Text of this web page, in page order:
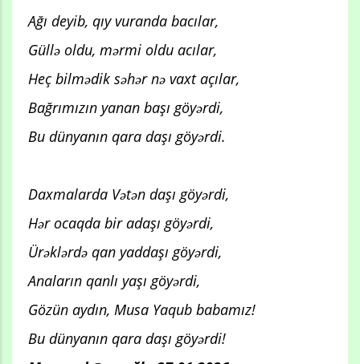
Ağı deyib, qıy vuranda bacılar,
Güllə oldu, mərmi oldu acılar,
Heç bilmədik səhər nə vaxt açılar,
Bağrımızın yanan başı göyərdi,
Bu dünyanın qara daşı göyərdi.
Daxmalarda Vətən daşı göyərdi,
Hər ocaqda bir adaşı göyərdi,
Ürəklərdə qan yaddaşı göyərdi,
Anaların qanlı yaşı göyərdi,
Gözün aydın, Musa Yaqub babamız!
Bu dünyanın qara daşı göyərdi!